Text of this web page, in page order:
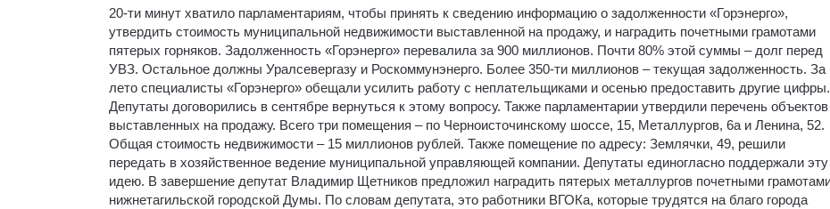
20-ти минут хватило парламентариям, чтобы принять к сведению информацию о задолженности «Горэнерго»,
утвердить стоимость муниципальной недвижимости выставленной на продажу, и наградить почетными грамотами
пятерых горняков. Задолженность «Горэнерго» перевалила за 900 миллионов. Почти 80% этой суммы – долг перед
УВЗ. Остальное должны Уралсевергазу и Роскоммунэнерго. Более 350-ти миллионов – текущая задолженность. За
лето специалисты «Горэнерго» обещали усилить работу с неплательщиками и осенью предоставить другие цифры.
Депутаты договорились в сентябре вернуться к этому вопросу. Также парламентарии утвердили перечень объектов
выставленных на продажу. Всего три помещения – по Черноисточинскому шоссе, 15, Металлургов, 6а и Ленина, 52.
Общая стоимость недвижимости – 15 миллионов рублей. Также помещение по адресу: Землячки, 49, решили
передать в хозяйственное ведение муниципальной управляющей компании. Депутаты единогласно поддержали эту
идею. В завершение депутат Владимир Щетников предложил наградить пятерых металлургов почетными
нижнетагильской городской Думы. По словам депутата, это работники ВГОКа, которые трудятся на благо города